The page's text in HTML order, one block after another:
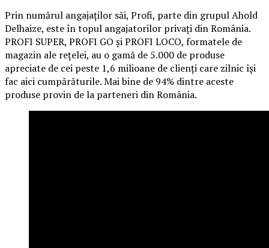
Prin numărul angajaților săi, Profi, parte din grupul Ahold
Delhaize, este în topul angajatorilor privați din România.
PROFI SUPER, PROFI GO și PROFI LOCO, formatele de
magazin ale rețelei, au o gamă de 5.000 de produse
apreciate de cei peste 1,6 milioane de clienți care zilnic își
fac aici cumpărăturile. Mai bine de 94% dintre aceste
produse provin de la parteneri din România.